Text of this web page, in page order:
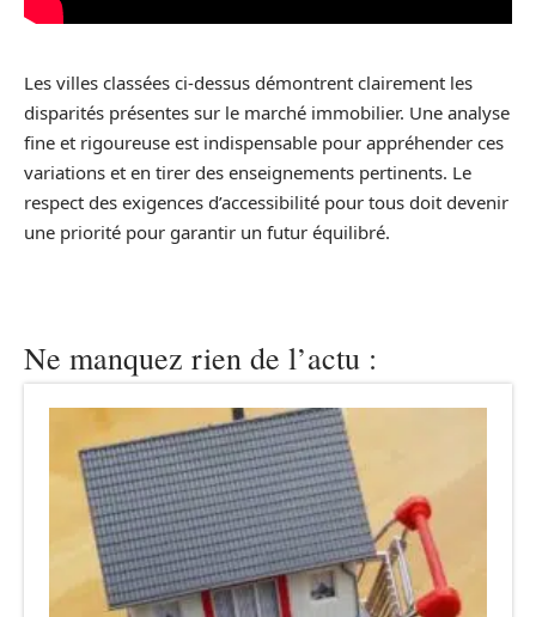
Les villes classées ci-dessus démontrent clairement les
disparités présentes sur le marché immobilier. Une analyse
fine et rigoureuse est indispensable pour appréhender ces
variations et en tirer des enseignements pertinents. Le
respect des exigences d’accessibilité pour tous doit devenir
une priorité pour garantir un futur équilibré.
Ne manquez rien de l’actu :